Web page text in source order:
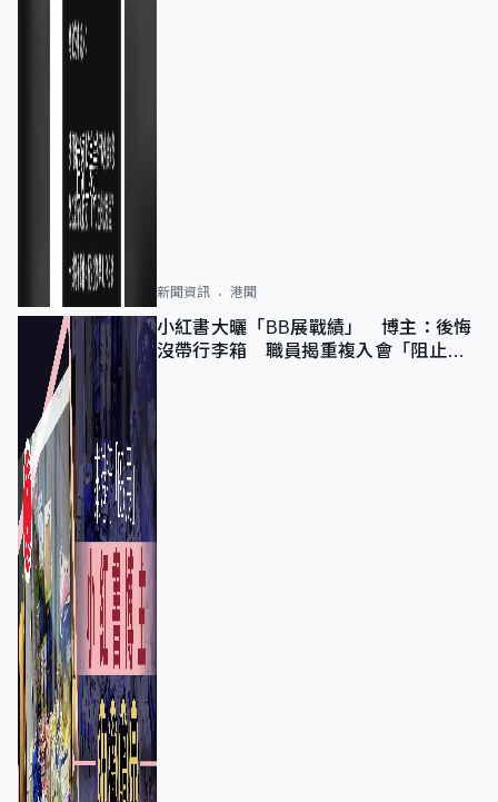
新聞資訊 港聞
小紅書大曬「BB展戰績」 博主：後悔
沒帶行李箱 職員揭重複入會「阻止唔